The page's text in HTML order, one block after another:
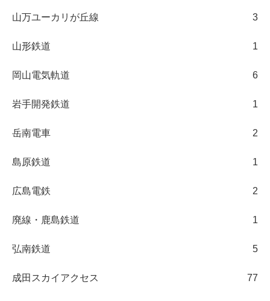
山万ユーカリが丘線 3
山形鉄道 1
岡山電気軌道 6
岩手開発鉄道 1
岳南電車 2
島原鉄道 1
広島電鉄 2
廃線・鹿島鉄道 1
弘南鉄道 5
成田スカイアクセス 77